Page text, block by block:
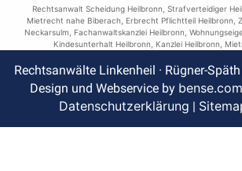
Rechtsanwalt Scheidung Heilbronn Strafverteidiger
Mietrecht nahe Biberach
Erbrecht Pflichtteil Heilbronn
Neckarsulm
Fachanwaltskanzlei Heilbronn
Kindesunterhalt Heilbronn
Kanzlei Heilbronn
Rechtsanwälte Linkenheil · Rügner-Späth
Design und Webservice by bense.com
Datenschutzerklärung |